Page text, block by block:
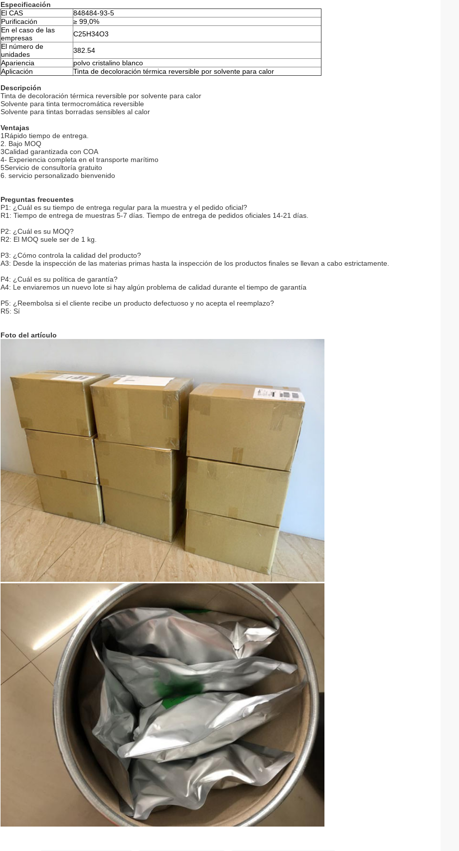
Especificación
El CAS
848484-93-5
Purificación
≥ 99,0%
En el caso de las
empresas
C25H34O3
El número de
unidades
382.54
Apariencia
polvo cristalino blanco
Aplicación
Tinta de decoloración térmica reversible por solvente para calor
Descripción
Tinta de decoloración térmica reversible por solvente para calor
Solvente para tinta termocromática reversible
Solvente para tintas borradas sensibles al calor
Ventajas
1Rápido tiempo de entrega.
2. Bajo MOQ
3Calidad garantizada con COA
4- Experiencia completa en el transporte marítimo
5Servicio de consultoría gratuito
6. servicio personalizado bienvenido
Preguntas frecuentes
P1: ¿Cuál es su tiempo de entrega regular para la muestra y el pedido oficial?
R1: Tiempo de entrega de muestras 5-7 días. Tiempo de entrega de pedidos oficiales 14-21 días.
P2: ¿Cuál es su MOQ?
R2: El MOQ suele ser de 1 kg.
P3: ¿Cómo controla la calidad del producto?
A3: Desde la inspección de las materias primas hasta la inspección de los productos finales se llevan a cabo estrictamente.
P4: ¿Cuál es su política de garantía?
A4: Le enviaremos un nuevo lote si hay algún problema de calidad durante el tiempo de garantía
P5: ¿Reembolsa si el cliente recibe un producto defectuoso y no acepta el reemplazo?
R5: Sí
Foto del artículo